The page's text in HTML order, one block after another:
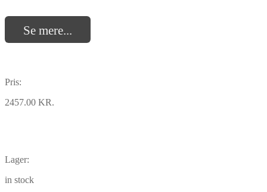
Se mere...
Pris:
2457.00 KR.
Lager:
in stock